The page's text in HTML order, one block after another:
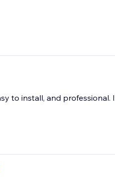
to install, and professional.